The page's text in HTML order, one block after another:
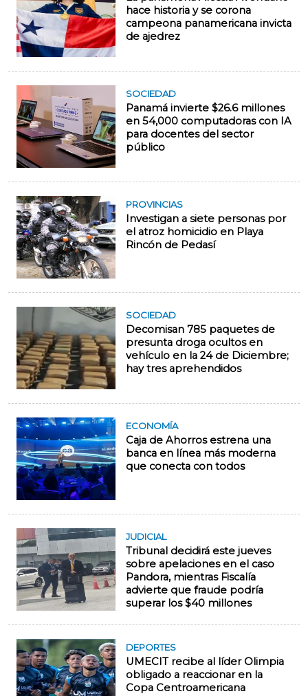
hace historia y se corona
campeona panamericana invicta
de ajedrez
SOCIEDAD
Panamá invierte $26.6 millones
en 54,000 computadoras con IA
para docentes del sector
público
PROVINCIAS
Investigan a siete personas por
el atroz homicidio en Playa
Rincón de Pedasí
SOCIEDAD
Decomisan 785 paquetes de
presunta droga ocultos en
vehículo en la 24 de Diciembre;
hay tres aprehendidos
ECONOMÍA
Caja de Ahorros estrena una
banca en línea más moderna
que conecta con todos
JUDICIAL
Tribunal decidirá este jueves
sobre apelaciones en el caso
Pandora, mientras Fiscalía
advierte que fraude podría
superar los $40 millones
DEPORTES
UMECIT recibe al líder Olimpia
obligado a reaccionar en la
Copa Centroamericana